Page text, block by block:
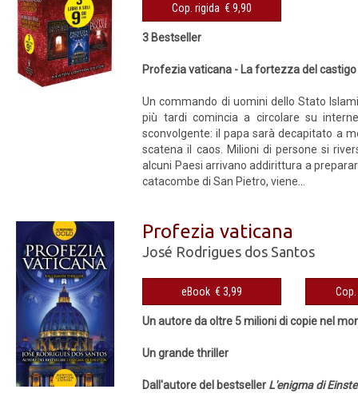
Cop. rigida € 9,90
3 Bestseller
Profezia vaticana - La fortezza del
Un commando di uomini dello Stato
più tardi comincia a circolare su
sconvolgente: il papa sarà decapitato a
scatena il caos. Milioni di persone si
alcuni Paesi arrivano addirittura a
catacombe di San Pietro, viene...
Profezia vaticana
José Rodrigues dos Santos
eBook € 3,99
Un autore da oltre 5 milioni di copie nel
Un grande thriller
Dall'autore del bestseller L'enigma di